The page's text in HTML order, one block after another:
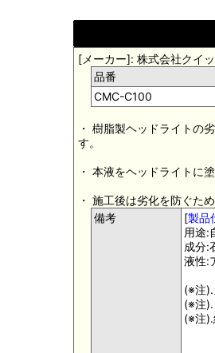
[メーカー]: 株式会社クイ
品番
CMC-C100
・ 樹脂製ヘッドライトの
す。
・ 本液をヘッドライトに
・ 施工後は劣化を防ぐた
備考
[製品
用途:
成分:
液性:
(※注).
(※注).
(※注).